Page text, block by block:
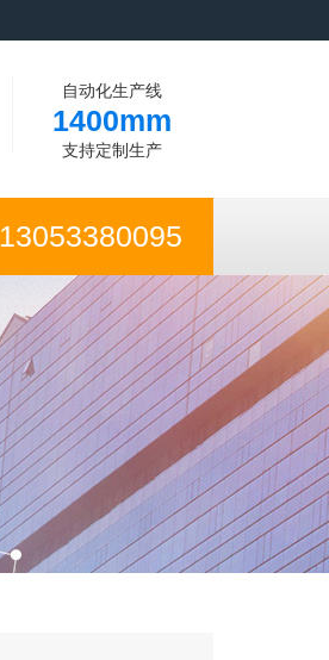
自动化生产线
1400mm
支持定制生产
13053380095